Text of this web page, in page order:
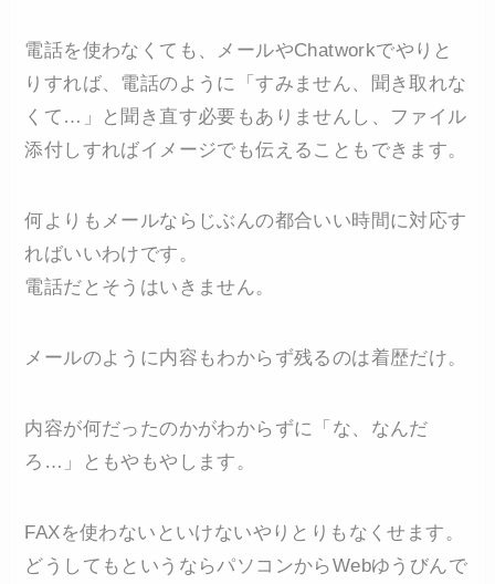
電話を使わなくても、メールやChatworkでやりと
りすれば、電話のように「すみません、聞き取れな
くて…」と聞き直す必要もありませんし、ファイル
添付しすればイメージでも伝えることもできます。
何よりもメールならじぶんの都合いい時間に対応す
ればいいわけです。
電話だとそうはいきません。
メールのように内容もわからず残るのは着歴だけ。
内容が何だったのかがわからずに「な、なんだ
ろ…」ともやもやします。
FAXを使わないといけないやりとりもなくせます。
どうしてもというならパソコンからWebゆうびんで